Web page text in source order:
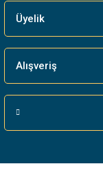
Üyelik
Alışveriş